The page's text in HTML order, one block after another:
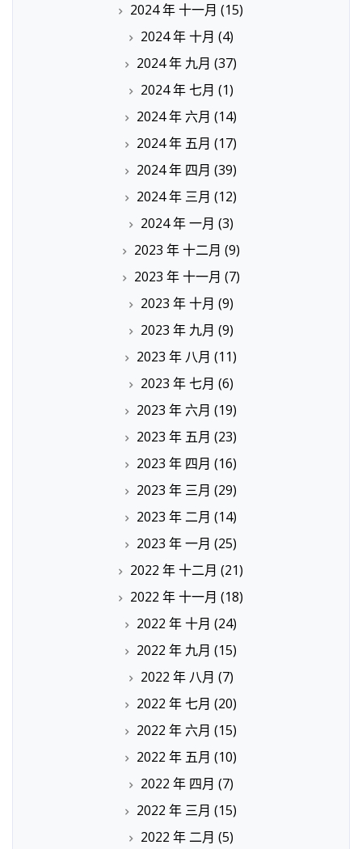
2024 年 十一月 (15)
2024 年 十月 (4)
2024 年 九月 (37)
2024 年 七月 (1)
2024 年 六月 (14)
2024 年 五月 (17)
2024 年 四月 (39)
2024 年 三月 (12)
2024 年 一月 (3)
2023 年 十二月 (9)
2023 年 十一月 (7)
2023 年 十月 (9)
2023 年 九月 (9)
2023 年 八月 (11)
2023 年 七月 (6)
2023 年 六月 (19)
2023 年 五月 (23)
2023 年 四月 (16)
2023 年 三月 (29)
2023 年 二月 (14)
2023 年 一月 (25)
2022 年 十二月 (21)
2022 年 十一月 (18)
2022 年 十月 (24)
2022 年 九月 (15)
2022 年 八月 (7)
2022 年 七月 (20)
2022 年 六月 (15)
2022 年 五月 (10)
2022 年 四月 (7)
2022 年 三月 (15)
2022 年 二月 (5)